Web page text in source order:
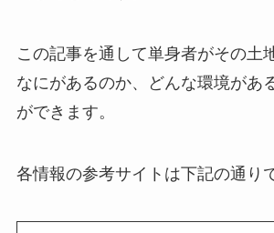
この記事を通して単身者がその土
なにがあるのか、どんな環境があ
ができます。
各情報の参考サイトは下記の通り